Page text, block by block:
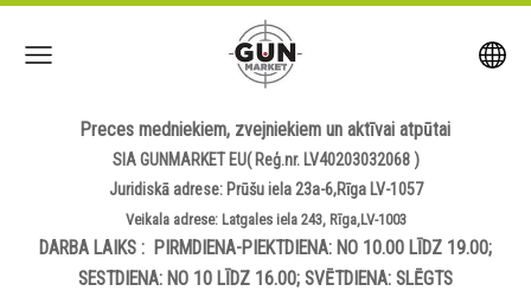
Preces medniekiem, zvejniekiem un aktīvai atpūtai
SIA GUNMARKET EU( Reģ.nr. LV40203032068 )
Juridiskā adrese: Prūšu iela 23a-6,Rīga LV-1057
Veikala adrese: Latgales iela 243, Rīga,LV-1003
DARBA LAIKS : PIRMDIENA-PIEKTDIENA: NO 10.00 LĪDZ 19.00;
SESTDIENA: NO 10 LĪDZ 16.00; SVĒTDIENA: SLĒGTS